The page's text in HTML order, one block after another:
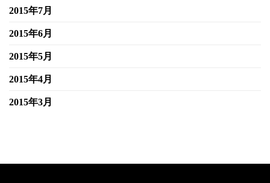
2015年7月
2015年6月
2015年5月
2015年4月
2015年3月